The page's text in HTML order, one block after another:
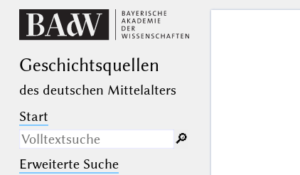
Geschichts­quellen
des deutschen Mittelalters
Start
Nur in Beschreibungs­texten
🔎︎
Erweiterte Suche